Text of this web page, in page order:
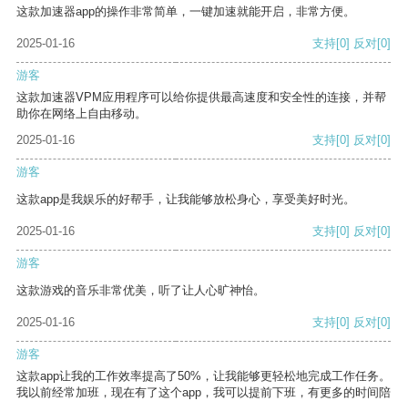
这款加速器app的操作非常简单，一键加速就能开启，非常方便。
2025-01-16 支持[0] 反对[0]
游客
这款加速器VPM应用程序可以给你提供最高速度和安全性的连接，并帮
助你在网络上自由移动。
2025-01-16
支持[0] 反对[0]
游客
这款app是我娱乐的好帮手，让我能够放松身心，享受美好时光。
2025-01-16 支持[0] 反对[0]
游客
这款游戏的音乐非常优美，听了让人心旷神怡。
2025-01-16 支持[0] 反对[0]
游客
这款app让我的工作效率提高了50%，让我能够更轻松地完成工作任务。
我以前经常加班，现在有了这个app，我可以提前下班，有更多的时间陪